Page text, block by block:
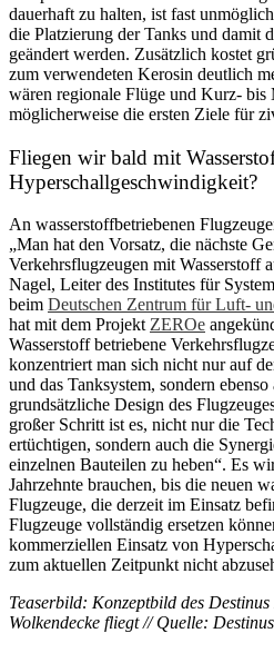
dauerhaft zu halten, ist fast
die Platzierung der Tanks und damit
geändert werden. Zusätzlich kostet
zum verwendeten Kerosin deutlich
wären regionale Flüge und Kurz- bis
möglicherweise die ersten Ziele für
Fliegen wir bald mit
Hyperschallgeschwindigkeit?
An wasserstoffbetriebenen
„Man hat den Vorsatz, die nächste
Verkehrsflugzeugen mit Wasserstoff
Nagel, Leiter des Institutes für
beim Deutschen Zentrum für Luft-
hat mit dem ProjektZEROe
Wasserstoff betriebene
konzentriert man sich nicht nur auf
und das Tanksystem, sondern
grundsätzliche Design des
großer Schritt ist es, nicht nur die
ertüchtigen, sondern auch die
einzelnen Bauteilen zu heben“. Es
Jahrzehnte brauchen, bis die neuen
Flugzeuge, die derzeit im Einsatz
Flugzeuge vollständig ersetzen
kommerziellen Einsatz von
zum aktuellen Zeitpunkt nicht
Teaserbild: Konzeptbild des
Wolkendecke fliegt // Quelle: Destinus